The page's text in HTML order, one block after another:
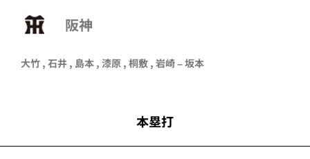
阪神
大竹 , 石井 , 島本 , 漆原 , 桐敷 , 岩崎 – 坂本
本塁打